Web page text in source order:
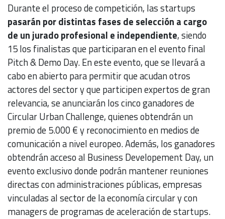
Durante el proceso de competición, las startups
pasarán por distintas fases de selección a cargo
de un jurado profesional e independiente, siendo
15 los finalistas que participaran en el evento final
Pitch & Demo Day. En este evento, que se llevará a
cabo en abierto para permitir que acudan otros
actores del sector y que participen expertos de gran
relevancia, se anunciarán los cinco ganadores de
Circular Urban Challenge, quienes obtendrán un
premio de 5.000 € y reconocimiento en medios de
comunicación a nivel europeo. Además, los ganadores
obtendrán acceso al Business Developement Day, un
evento exclusivo donde podrán mantener reuniones
directas con administraciones públicas, empresas
vinculadas al sector de la economía circular y con
managers de programas de aceleración de startups.